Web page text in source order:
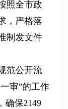
照全市政
，严格落
制发文件
范公开流
审”的工作
确保2149